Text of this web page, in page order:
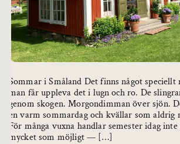
Sommar i Småland Det finns något speciellt
man får uppleva det i lugn och ro. De
genom skogen. Morgondimman över sjön.
en varm sommardag och kvällar som
För många vuxna handlar semester idag
mycket som möjligt — […]